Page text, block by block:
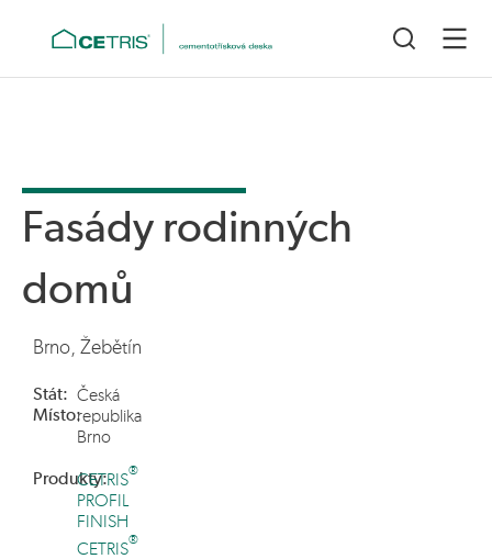
Fasády rodinných
domů
Brno, Žebětín
Stát:
Místo:
Česká
republika
Brno
Produkty:
CETRIS
®
PROFIL
FINISH
CETRIS
®